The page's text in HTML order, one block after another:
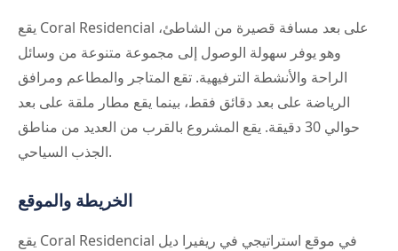
يقع Coral Residencial على بعد مسافة قصيرة من الشاطئ،
وهو يوفر سهولة الوصول إلى مجموعة متنوعة من وسائل
الراحة والأنشطة الترفيهية. تقع المتاجر والمطاعم ومرافق
الرياضة على بعد دقائق فقط، بينما يقع مطار ملقة على بعد
حوالي 30 دقيقة. يقع المشروع بالقرب من العديد من مناطق
الجذب السياحي.
الخريطة والموقع
يقع Coral Residencial في موقع استراتيجي في ريفيرا ديل